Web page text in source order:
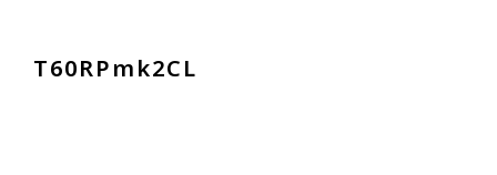
T60RPmk2CL